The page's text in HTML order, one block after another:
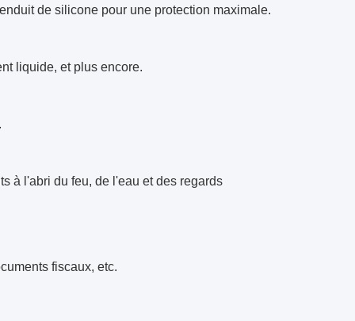
de silicone pour une protection maximale.
liquide, et plus encore.
à l'abri du feu, de l'eau et des regards
fiscaux, etc.